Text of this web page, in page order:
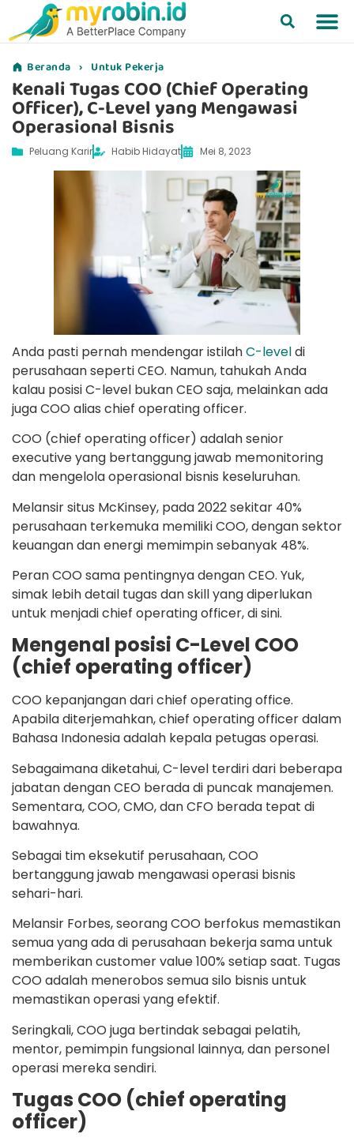
Beranda › Untuk Pekerja
Kenali Tugas COO (Chief Operating
Officer), C-Level yang Mengawasi
Operasional Bisnis
Peluang Karir Habib Hidayat Mei 8, 2023
Anda pasti pernah mendengar istilahC-leveldi
perusahaan seperti CEO. Namun, tahukah Anda
kalau posisi C-level bukan CEO saja, melainkan ada
juga COO alias chief operating officer.
COO (chief operating officer) adalah senior
executive yang bertanggung jawab memonitoring
dan mengelola operasional bisnis keseluruhan.
Melansir situs McKinsey, pada 2022 sekitar 40%
perusahaan terkemuka memiliki COO, dengan sektor
keuangan dan energi memimpin sebanyak 48%.
Peran COO sama pentingnya dengan CEO. Yuk,
simak lebih detail tugas dan skill yang diperlukan
untuk menjadi chief operating officer, di sini.
Mengenal posisi C-Level COO
(chief operating officer)
COO kepanjangan dari chief operating office.
Apabila diterjemahkan, chief operating officer dalam
Bahasa Indonesia adalah kepala petugas operasi.
Sebagaimana diketahui, C-level terdiri dari beberapa
jabatan dengan CEO berada di puncak manajemen.
Sementara, COO, CMO, dan CFO berada tepat di
bawahnya.
Sebagai tim eksekutif perusahaan, COO
bertanggung jawab mengawasi operasi bisnis
sehari-hari.
Melansir Forbes, seorang COO berfokus memastikan
semua yang ada di perusahaan bekerja sama untuk
memberikan customer value 100% setiap saat. Tugas
COO adalah menerobos semua silo bisnis untuk
memastikan operasi yang efektif.
Seringkali, COO juga bertindak sebagai pelatih,
mentor, pemimpin fungsional lainnya, dan personel
operasi mereka sendiri.
Tugas COO (chief operating
officer)